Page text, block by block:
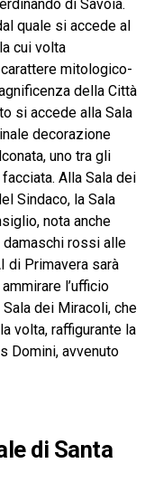
di Savoia.
quale si accede al
cui volta
mitologico-
della Città
si accede alla Sala
decorazione
uno tra gli
Alla Sala dei
Sindaco, la Sala
nota anche
rossi alle
di Primavera sarà
l’ufficio
dei Miracoli, che
volta, raffigurante la
Domini, avvenuto
di Santa